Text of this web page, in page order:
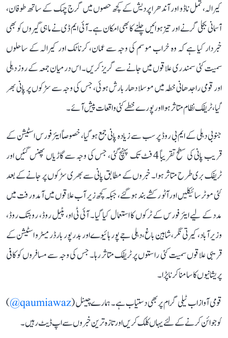
کیرالہ، تمل ناڈو اور آندھرا پردیش کے کچھ حصوں میں گرج چمک کے ساتھ طوفان،
آسمانی بجلی گرنے اور تیز ہوائیں چلنے کا بھی امکان ہے۔ آئی ایم ڈی نے ماہی گیروں کو بھی
خبردار کیا ہے کہ وہ خراب موسم کی وجہ سے عمان، کرناٹک اور کیرالہ کے ساحلوں
سمیت کئی سمندری علاقوں میں جانے سے گریز کریں۔ اس درمیان جمعہ کے روز دہلی
اور قومی راجدھانی خطہ میں موسلا دھار بارش ہوئی، جس کی وجہ سے سڑکوں پر پانی بھر
گیا، ٹریفک نظام متاثر ہوا اور پورے خطے کئی واقعات پیش آئے۔
جنوبی دہلی کے ایم بی روڈ پر سب سے زیادہ پانی جمع ہو گیا، خصوصاً ایئر فورس اسٹیشن کے
قریب پانی کی سطح تقریباً 4 فٹ تک پہنچ گئی، جس کی وجہ سے گاڑیاں پھنس گئیں اور
ٹریفک بری طرح متاثر ہوا۔ خبروں کے مطابق پانی سے بھری سڑکوں پر جانے کے بعد
کئی موٹر سائیکلیں اور آٹو رکشے بند ہو گئے، جبکہ کچھ زیر آب علاقوں میں آمدورفت میں
مدد کے لیے ایئر فورس کے ٹرکوں کا استعمال کیا گیا۔ آئی ٹی او، پٹیل روڈ، روہتک روڈ،
وزیرآباد، کیرتی نگر، شاہین باغ، دہلی جے پور ہائیوے اور بدر پور بارڈر میٹرو اسٹیشن کے
قریبی علاقوں سمیت کئی راستوں پر ٹریفک متاثر رہا۔ جس کی وجہ سے مسافروں کو کافی
پریشانیوں کا سامنا کرنا پڑا۔
قومی آواز اب ٹیلی گرام پر بھی دستیاب ہے۔ ہمارے چینل (qaumiawaz@
)
کو جوائن کرنے کے لئے یہاں کلک کریں اور تازہ ترین خبروں سے اپ ڈیٹ رہیں۔